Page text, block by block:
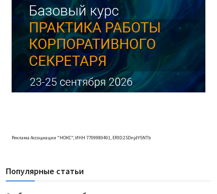
Реклама Ассоциации "НОКС", ИНН 7709980401, ERID:2SDnjdY5NTb
Популярные статьи